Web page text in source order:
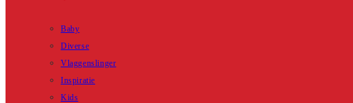
Baby
Diverse
Vlaggenslinger
Inspiratie
Kids